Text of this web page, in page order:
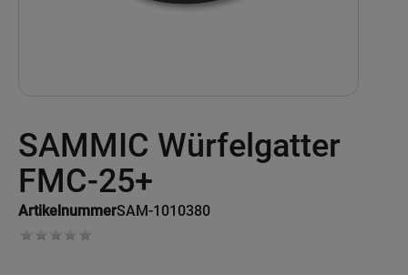
SAMMIC Würfelgatter
FMC-25+
ArtikelnummerSAM-1010380
to
the
beginning
of
images